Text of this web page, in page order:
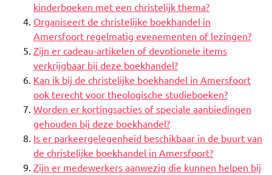
kinderboeken met een christelijk thema?
Organiseert de christelijke boekhandel in
Amersfoort regelmatig evenementen of lezingen?
Zijn er cadeau-artikelen of devotionele items
verkrijgbaar bij deze boekhandel?
Kan ik bij de christelijke boekhandel in Amersfoort
ook terecht voor theologische studieboeken?
Worden er kortingsacties of speciale aanbiedingen
gehouden bij deze boekhandel?
Is er parkeergelegenheid beschikbaar in de buurt van
de christelijke boekhandel in Amersfoort?
Zijn er medewerkers aanwezig die kunnen helpen bij